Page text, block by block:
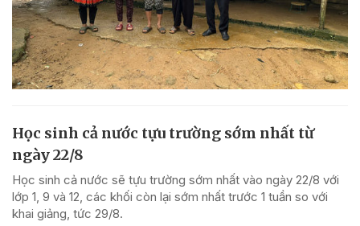
Học sinh cả nước tựu trường sớm nhất từ
ngày 22/8
Học sinh cả nước sẽ tựu trường sớm nhất vào ngày 22/8 với
lớp 1, 9 và 12, các khối còn lại sớm nhất trước 1 tuần so với
khai giảng, tức 29/8.